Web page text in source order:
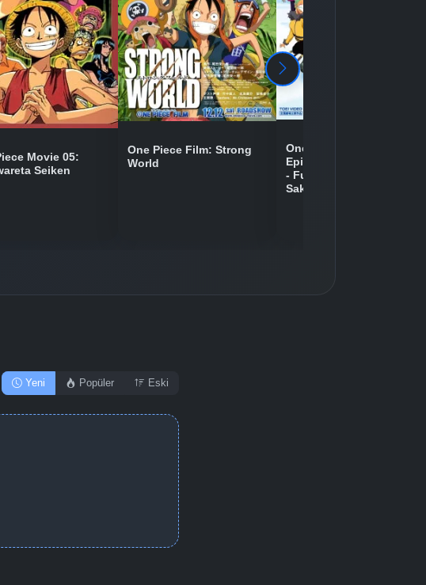
Detaylar İzle
Detaylar İzle
Movie 05:
Seiken
One Piece Film: Strong
World
One Piece Movie 09:
Episode of Chopper Plus
- Fuyu ni Saku, Kiseki no
Sakura
Yeni Popüler Eski